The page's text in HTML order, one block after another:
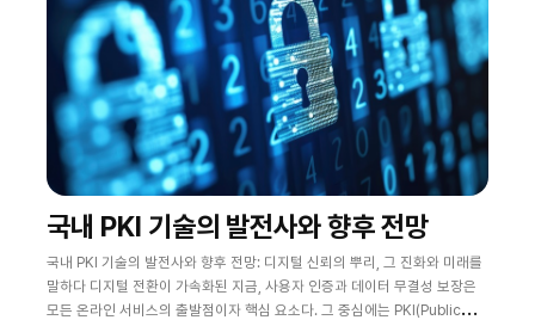
국내 PKI 기술의 발전사와 향후 전망
국내 PKI 기술의 발전사와 향후 전망: 디지털 신뢰의 뿌리, 그 진화와 미래를
말하다 디지털 전환이 가속화된 지금, 사용자 인증과 데이터 무결성 보장은
모든 온라인 서비스의 출발점이자 핵심 요소다. 그 중심에는 PKI(Public